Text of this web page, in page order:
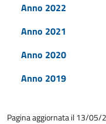
Anno 2022
Anno 2021
Anno 2020
Anno 2019
Pagina aggiornata il 13/05/